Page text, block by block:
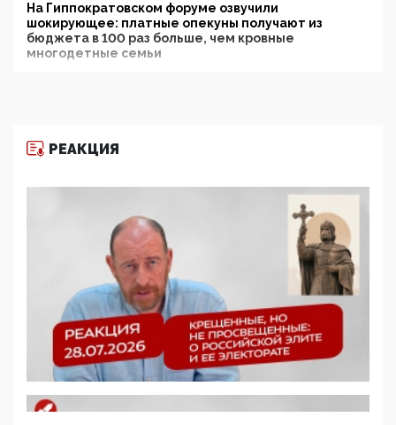
На Гиппократовском форуме озвучили
шокирующее: платные опекуны получают из
бюджета в 100 раз больше, чем кровные
многодетные семьи
11:53, 09 Июня 2026
деятельность ИИТО ЮНЕСКО в России, но
цифроглобалисты продолжают определять
повестку в образовании
09:43, 01 Июня 2026
5G за счет здоровья граждан: Минцифры намерено
отобрать у регионов и муниципалитетов право
защищать жилые дома и социальные объекты от
05:58, 26 Мая 2026
Роскомнадзор освободили от борца с
деструктивным и опасным контентом
07:39, 25 Мая 2026
РЕАКЦИЯ